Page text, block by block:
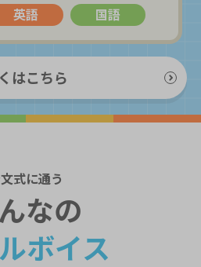
英語 国語
はこちら
式に通う
なの
ボイス